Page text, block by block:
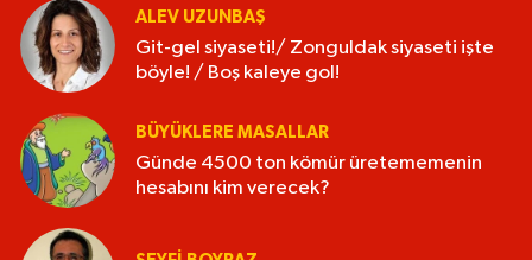
ALEV UZUNBAŞ
Git-gel siyaseti!/ Zonguldak siyaseti işte
böyle! / Boş kaleye gol!
BÜYÜKLERE MASALLAR
Günde 4500 ton kömür üretememenin
hesabını kim verecek?